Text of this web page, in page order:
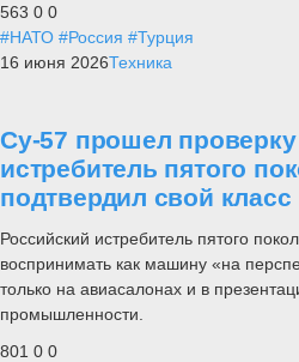
563 0 0
#НАТО #Россия #Турция
16 июня 2026Техника
Су-57 прошел
истребитель пятого
подтвердил свой класс
Российский истребитель пятого
воспринимать как машину «на
только на авиасалонах и в
промышленности.
801 0 0